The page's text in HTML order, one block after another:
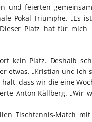
und feierten
Pokal-Triumphe. „Es
Platz hat für
kein Platz. Deshalb
etwas. „Kristian und
dass wir die eine
Anton Källberg. „Wir
Tischtennis-Match